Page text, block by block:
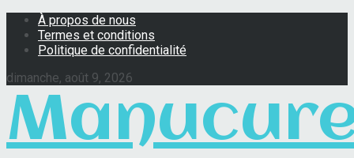
À propos de nous
Termes et conditions
Politique de confidentialité
dimanche, août 9, 2026